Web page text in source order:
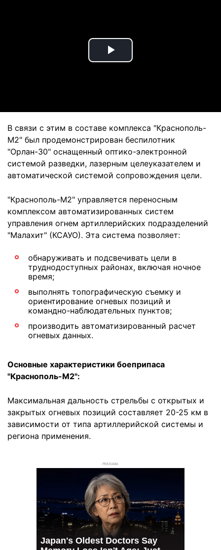
Play
В связи с этим в составе комплекса "Краснополь-
М2" был продемонстрирован беспилотник
"Орлан-30" оснащенный оптико-электронной
системой разведки, лазерным целеуказателем и
автоматической системой сопровождения цели.
"Краснополь-М2" управляется переносным
комплексом автоматизированных систем
управления огнем артиллерийских подразделений
"Малахит" (КСАУО). Эта система позволяет:
обнаруживать и подсвечивать цели в
труднодоступных районах, включая ночное
время;
выполнять топографическую съемку и
ориентирование огневых позиций и
командно-наблюдательных пунктов;
производить автоматизированный расчет
огневых данных.
Основные характеристики боеприпаса
"Краснополь-М2":
Максимальная дальность стрельбы с открытых и
закрытых огневых позиций составляет 20-25 км в
зависимости от типа артиллерийской системы и
региона применения.
РЕКЛАМА